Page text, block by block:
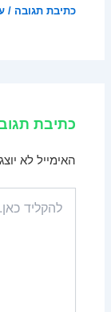
כתיבת תגובה /
כתיבת
האימייל לא
כאן...